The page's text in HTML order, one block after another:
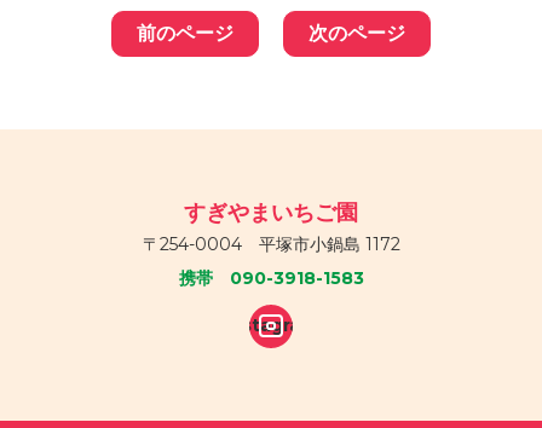
前のページ 次のページ
すぎやまいちご園
〒254-0004 平塚市小鍋島 1172
携帯 090-3918-1583
Instagram